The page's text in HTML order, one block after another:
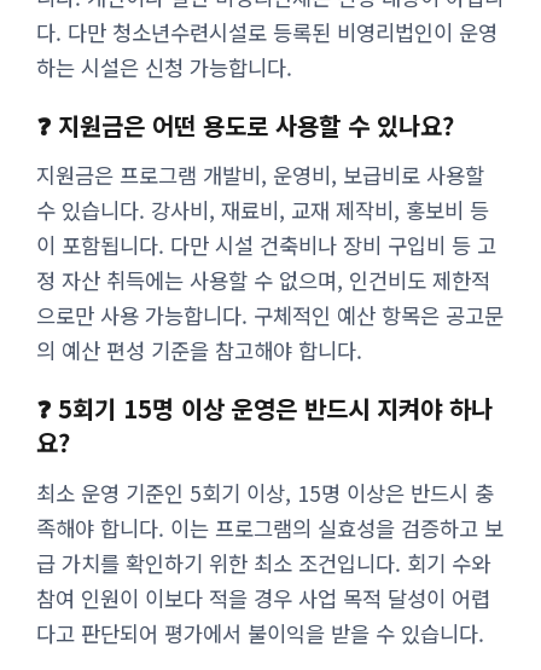
다. 다만 청소년수련시설로 등록된 비영리법인이 운영
하는 시설은 신청 가능합니다.
❓ 지원금은 어떤 용도로 사용할 수 있나요?
지원금은 프로그램 개발비, 운영비, 보급비로 사용할
수 있습니다. 강사비, 재료비, 교재 제작비, 홍보비 등
이 포함됩니다. 다만 시설 건축비나 장비 구입비 등 고
정 자산 취득에는 사용할 수 없으며, 인건비도 제한적
으로만 사용 가능합니다. 구체적인 예산 항목은 공고문
의 예산 편성 기준을 참고해야 합니다.
❓ 5회기 15명 이상 운영은 반드시 지켜야 하나
요?
최소 운영 기준인 5회기 이상, 15명 이상은 반드시 충
족해야 합니다. 이는 프로그램의 실효성을 검증하고 보
급 가치를 확인하기 위한 최소 조건입니다. 회기 수와
참여 인원이 이보다 적을 경우 사업 목적 달성이 어렵
다고 판단되어 평가에서 불이익을 받을 수 있습니다.